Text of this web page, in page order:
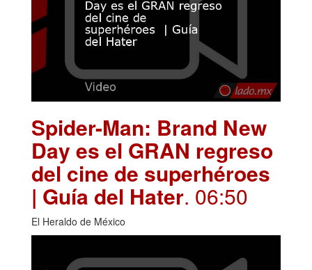
Spider-Man: Brand New
Day es el GRAN regreso
del cine de superhéroes
| Guía del Hater. 06:50
El Heraldo de México